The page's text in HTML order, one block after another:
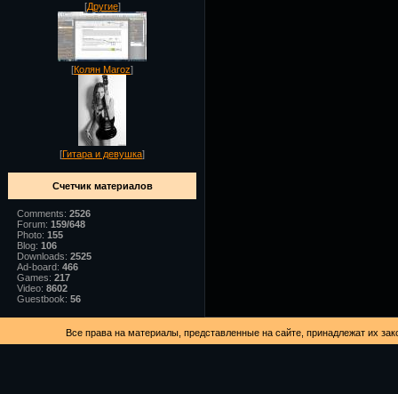
[Другие]
[Колян Maroz]
[Гитара и девушка]
Счетчик материалов
Comments: 2526
Forum: 159/648
Photo: 155
Blog: 106
Downloads: 2525
Ad-board: 466
Games: 217
Video: 8602
Guestbook: 56
Все права на материалы, представленные на сайте, принадлежат их